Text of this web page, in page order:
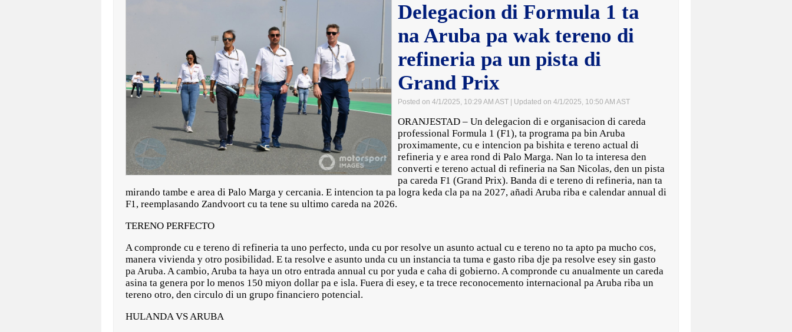
Delegacion di Formula 1 ta
na Aruba pa wak tereno di
refineria pa un pista di
Grand Prix
Posted on 4/1/2025, 10:29 AM AST | Updated on 4/1/2025, 10:50 AM AST
ORANJESTAD – Un delegacion di e organisacion di careda
professional Formula 1 (F1), ta programa pa bin Aruba
proximamente, cu e intencion pa bishita e tereno actual di
refineria y e area rond di Palo Marga. Nan lo ta interesa den
converti e tereno actual di refineria na San Nicolas, den un pista
pa careda F1 (Grand Prix). Banda di e tereno di refineria, nan ta
mirando tambe e area di Palo Marga y cercania. E intencion ta pa logra keda cla pa na 2027, añadi Aruba riba e calendar annual di
F1, reemplasando Zandvoort cu ta tene su ultimo careda na 2026.
TERENO PERFECTO
A compronde cu e tereno di refineria ta uno perfecto, unda cu por resolve un asunto actual cu e tereno no ta apto pa mucho cos,
manera vivienda y otro posibilidad. E ta resolve e asunto unda cu un instancia ta tuma e gasto riba dje pa resolve esey sin gasto
pa Aruba. A cambio, Aruba ta haya un otro entrada annual cu por yuda e caha di gobierno. A compronde cu anualmente un careda
asina ta genera por lo menos 150 miyon dollar pa e isla. Fuera di esey, e ta trece reconocemento internacional pa Aruba riba un
tereno otro, den circulo di un grupo financiero potencial.
HULANDA VS ARUBA